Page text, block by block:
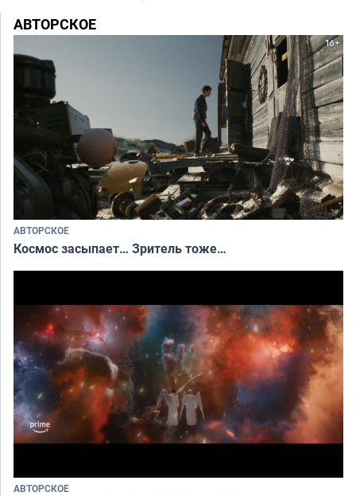
АВТОРСКОЕ
АВТОРСКОЕ
Космос засыпает… Зритель тоже…
АВТОРСКОЕ